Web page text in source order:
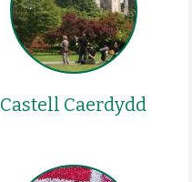
Castell Caerdydd